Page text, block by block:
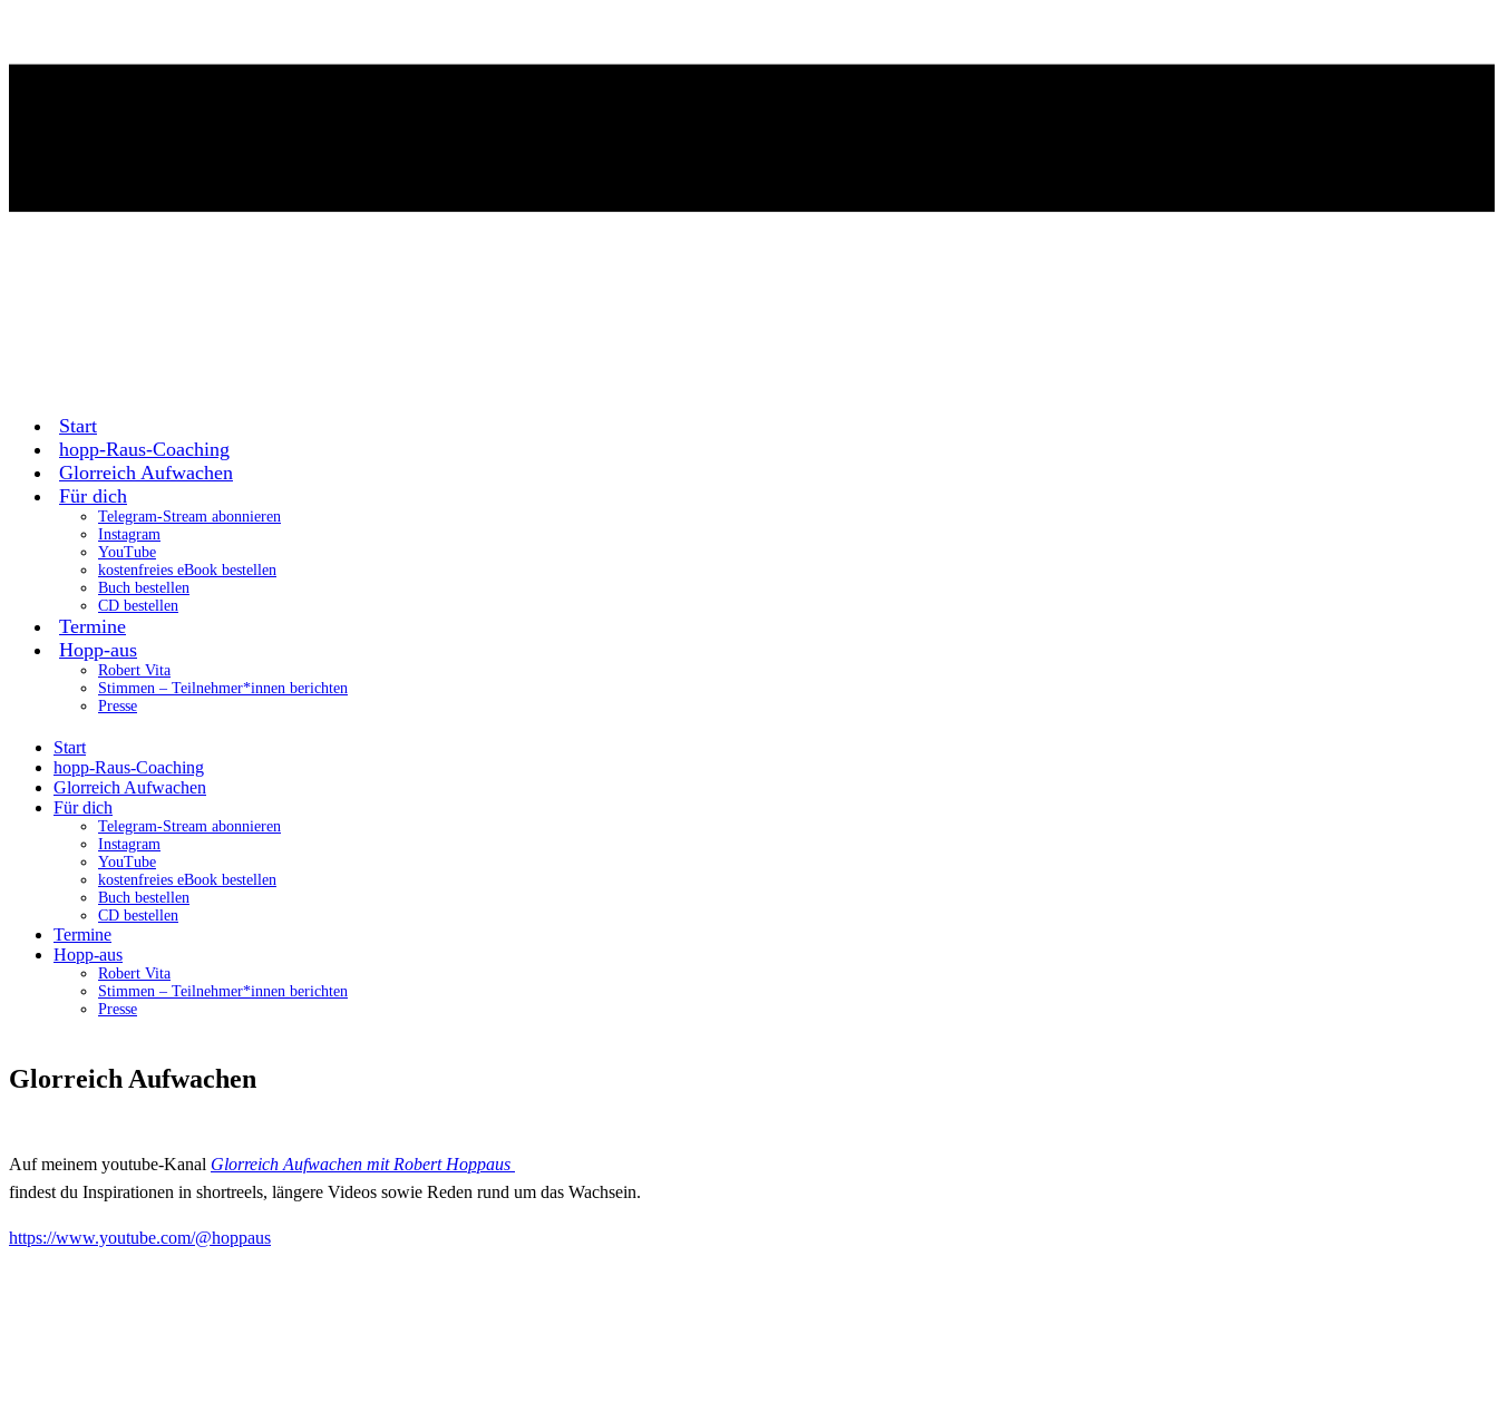
Start
hopp-Raus-Coaching
Glorreich Aufwachen
Für dich
Telegram-Stream abonnieren
Instagram
YouTube
kostenfreies eBook bestellen
Buch bestellen
CD bestellen
Termine
Hopp-aus
Robert Vita
Stimmen – Teilnehmer*innen berichten
Presse
Start
hopp-Raus-Coaching
Glorreich Aufwachen
Für dich
Telegram-Stream abonnieren
Instagram
YouTube
kostenfreies eBook bestellen
Buch bestellen
CD bestellen
Termine
Hopp-aus
Robert Vita
Stimmen – Teilnehmer*innen berichten
Presse
Glorreich Aufwachen
Auf meinem youtube-Kanal Glorreich Aufwachen mit Robert Hoppaus
findest du Inspirationen in shortreels, längere Videos sowie Reden rund um das Wachsein.
https://www.youtube.com/@hoppaus